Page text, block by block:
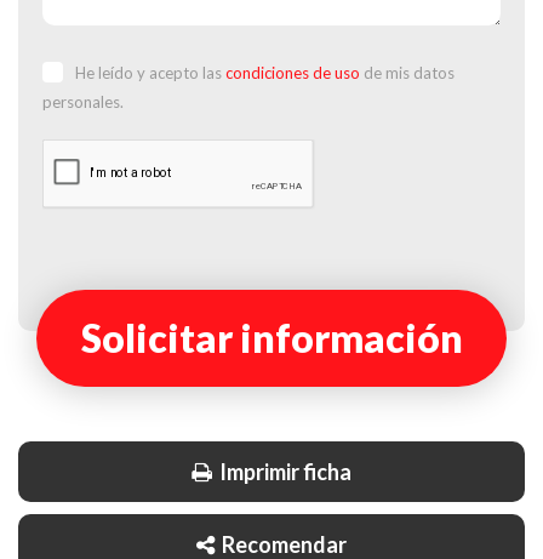
He leído y acepto lascondiciones de uso de mis datos
personales.
Solicitar información
Imprimir ficha
Recomendar